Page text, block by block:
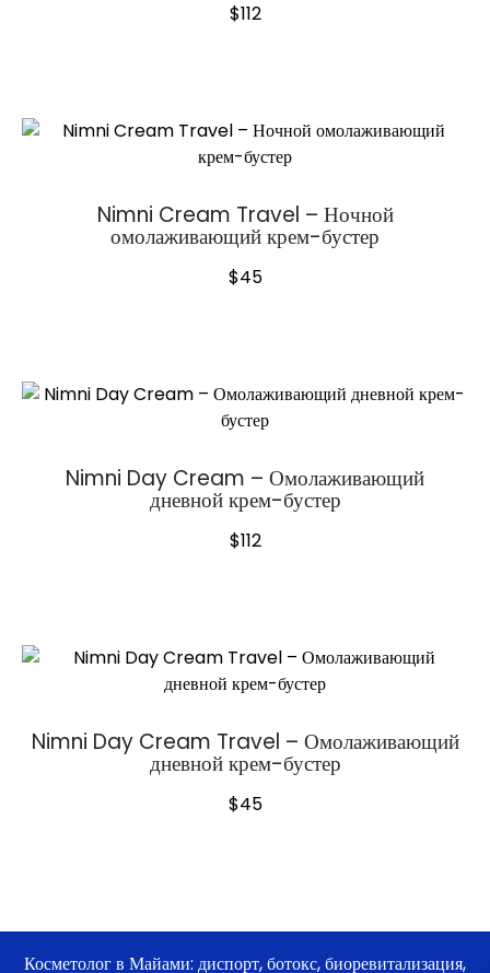
$112
Nimni Cream Travel – Ночной
омолаживающий крем-бустер
$45
Nimni Day Cream – Омолаживающий
дневной крем-бустер
$112
Nimni Day Cream Travel – Омолаживающий
дневной крем-бустер
$45
Косметолог в Майами: диспорт, ботокс, биоревитализация,